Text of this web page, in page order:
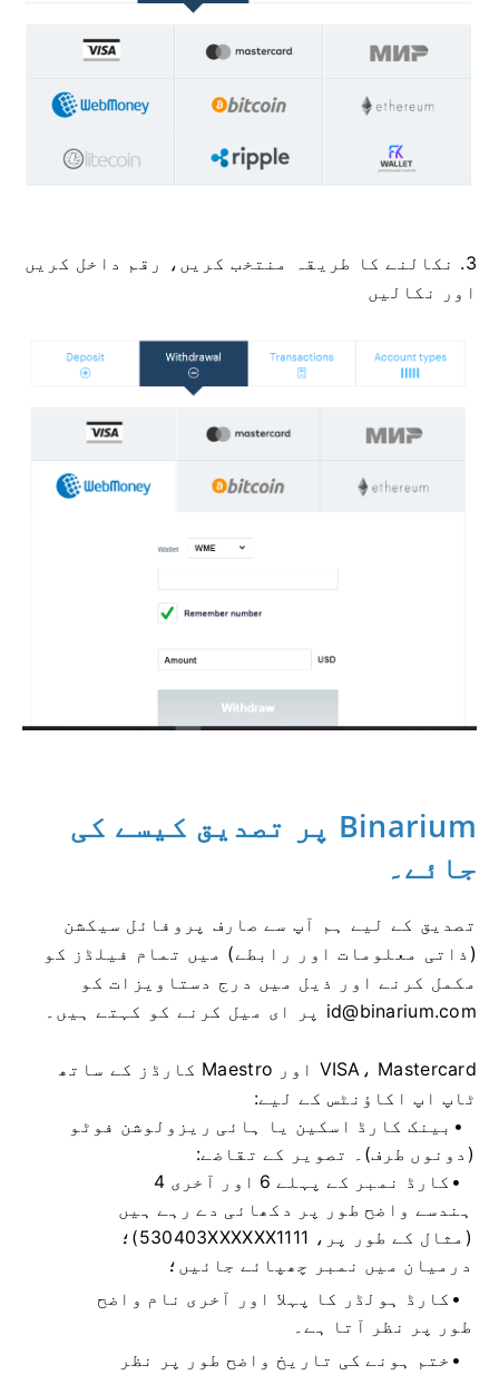
3. نکالنے کا طریقہ منتخب کریں، رقم داخل کریں
اور نکالیں
Binarium پر تصدیق کیسے کی
جائے۔
تصدیق کے لیے ہم آپ سے صارف پروفائل سیکشن
(ذاتی معلومات اور رابطے) میں تمام فیلڈز کو
مکمل کرنے اور ذیل میں درج دستاویزات کو
id@binarium.com پر ای میل کرنے کو کہتے ہیں۔
VISA، Mastercard اور Maestro کارڈز کے ساتھ
ٹاپ اپ اکاؤنٹس کے لیے:
بینک کارڈ اسکین یا ہائی ریزولوشن فوٹو
(دونوں طرف)۔ تصویر کے تقاضے:
کارڈ نمبر کے پہلے 6 اور آخری 4
ہندسے واضح طور پر دکھائی دے رہے ہیں
(مثال کے طور پر، 530403XXXXXX1111)؛
درمیان میں نمبر چھپائے جائیں؛
کارڈ ہولڈر کا پہلا اور آخری نام واضح
طور پر نظر آتا ہے۔
ختم ہونے کی تاریخ واضح طور پر نظر